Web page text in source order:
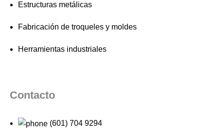
Estructuras metálicas
Fabricación de troqueles y moldes
Herramientas industriales
Contacto
(601) 704 9294